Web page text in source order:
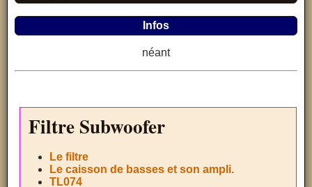
Infos
néant
Filtre Subwoofer
Le filtre
Le caisson de basses et son ampli.
TL074